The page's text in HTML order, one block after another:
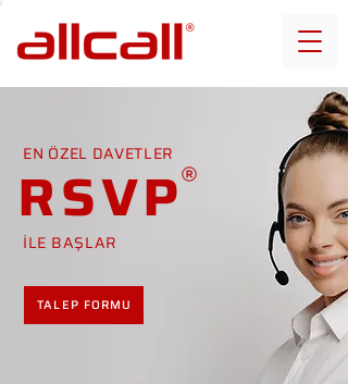
EN ÖZEL DAVETLER
RSVP
İLE BAŞLAR
TALEP FORMU